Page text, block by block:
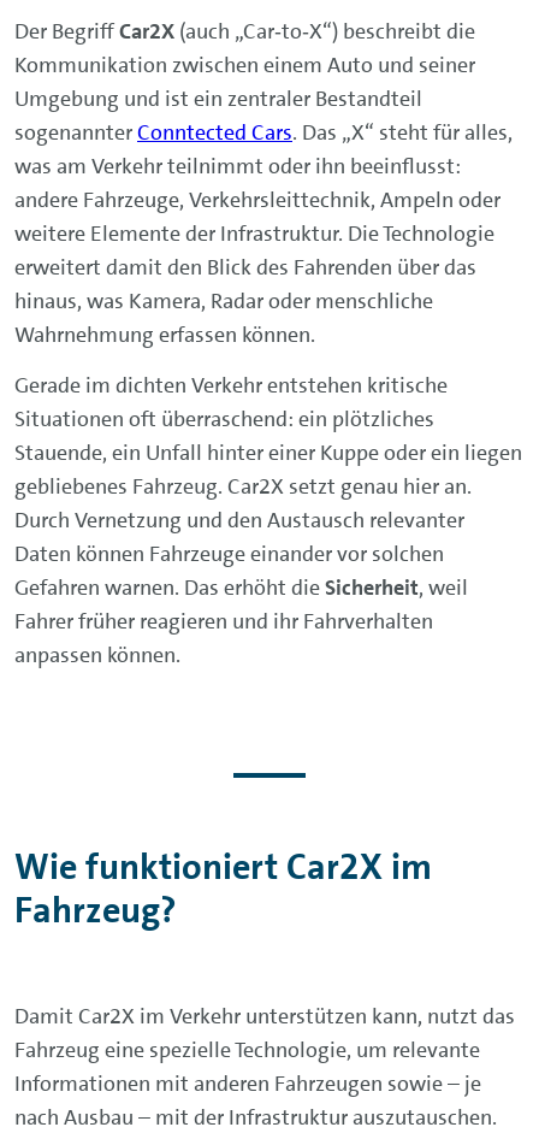
Der BegriffCar2X (auch „Car‑to‑X“) beschreibt die
Kommunikation zwischen einem Auto und seiner
Umgebung und ist ein zentraler Bestandteil
sogenannterConntected Cars. Das „X“ steht für alles,
was am Verkehr teilnimmt oder ihn beeinflusst:
andere Fahrzeuge, Verkehrsleittechnik, Ampeln oder
weitere Elemente der Infrastruktur. Die Technologie
erweitert damit den Blick des Fahrenden über das
hinaus, was Kamera, Radar oder menschliche
Wahrnehmung erfassen können.
Gerade im dichten Verkehr entstehen kritische
Situationen oft überraschend: ein plötzliches
Stauende, ein Unfall hinter einer Kuppe oder ein liegen
gebliebenes Fahrzeug. Car2X setzt genau hier an.
Durch Vernetzung und den Austausch relevanter
Daten können Fahrzeuge einander vor solchen
Gefahren warnen. Das erhöht dieSicherheit, weil
Fahrer früher reagieren und ihr Fahrverhalten
anpassen können.
Wie funktioniert Car2X im
Fahrzeug?
Damit Car2X im Verkehr unterstützen kann, nutzt das
Fahrzeug eine spezielle Technologie, um relevante
Informationen mit anderen Fahrzeugen sowie – je
nach Ausbau – mit der Infrastruktur auszutauschen.